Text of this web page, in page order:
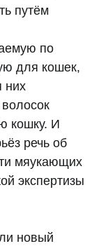
путём
по
для кошек,
них
кошку. И
речь об
мяукающих
экспертизы
новый